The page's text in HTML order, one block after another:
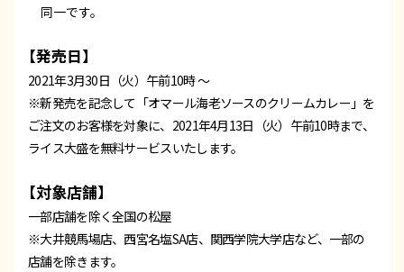
同一です。
【発売日】
2021年3月30日（火）午前10時 ～
※新発売を記念して「オマール海老ソースのクリームカレー」を
ご注文のお客様を対象に、2021年4月13日（火）午前10時まで、
ライス大盛を無料サービスいたします。
【対象店舗】
一部店舗を除く全国の松屋
※大井競馬場店、西宮名塩SA店、関西学院大学店など、一部の
店舗を除きます。